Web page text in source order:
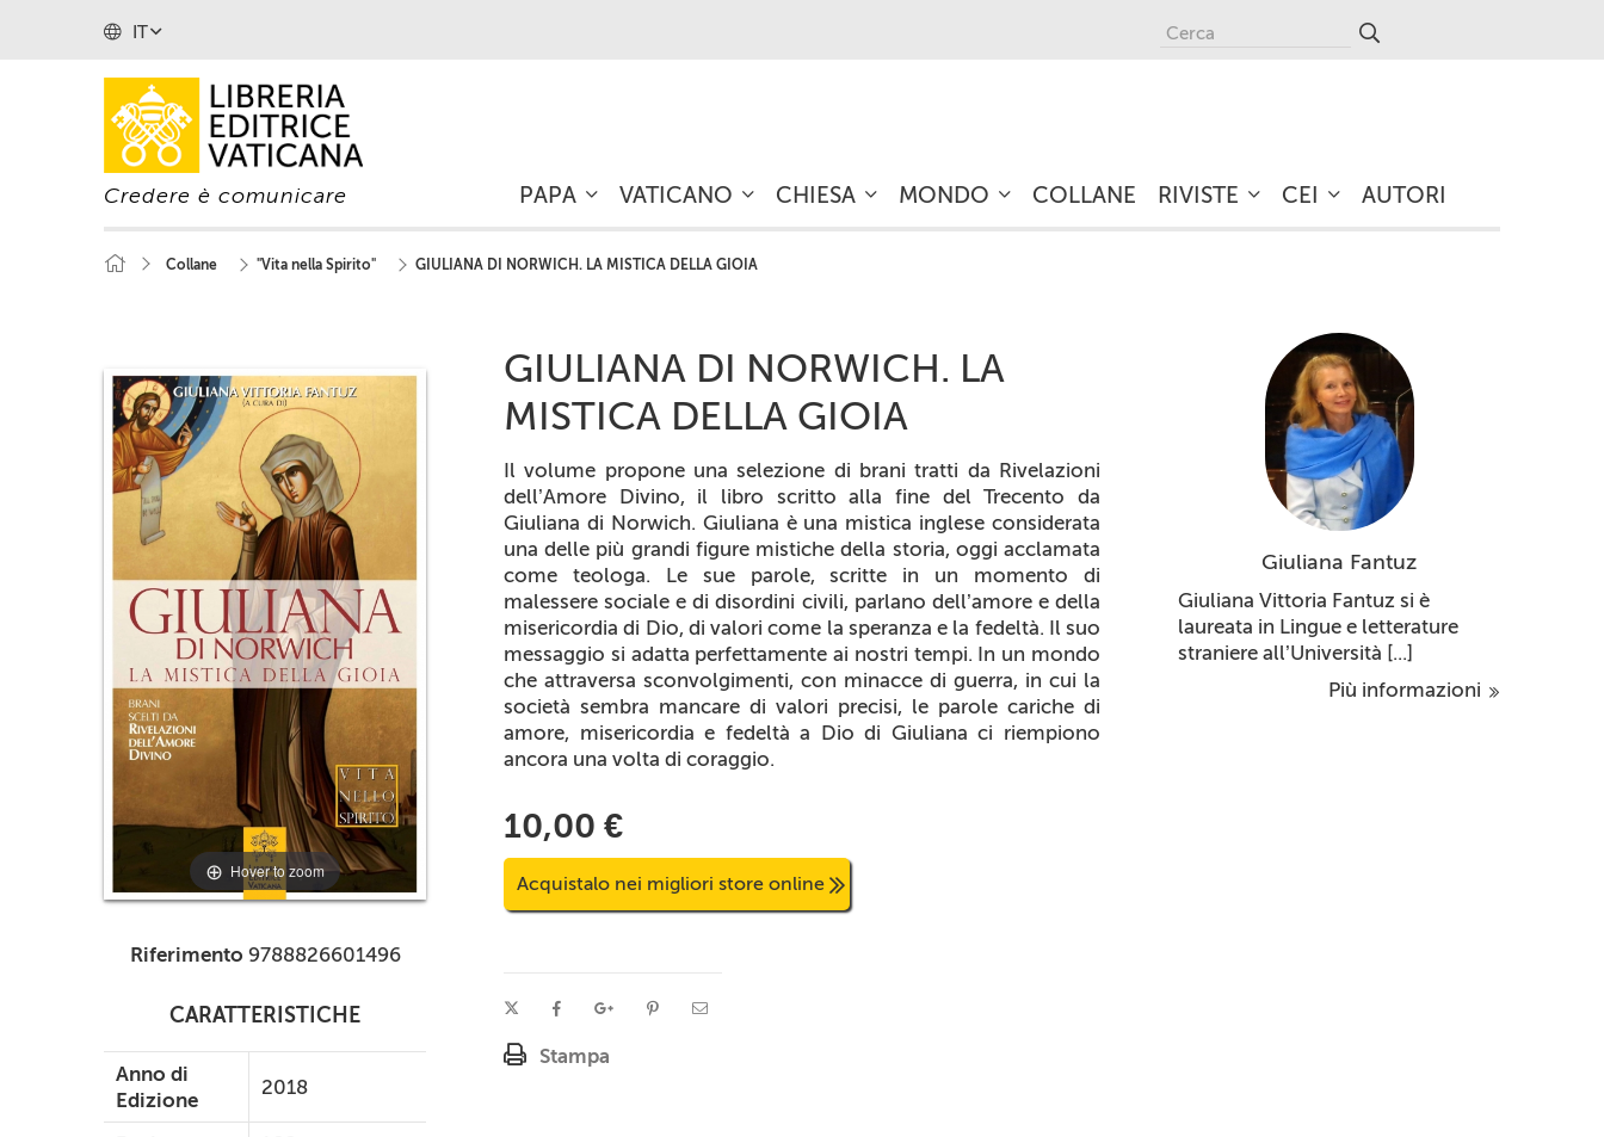
IT
Credere è comunicare PAPA VATICANO CHIESA MONDO COLLANE RIVISTE CEI AUTORI
Collane "Vita nella Spirito" GIULIANA DI NORWICH. LA MISTICA DELLA GIOIA
Hover to zoom
Riferimento 9788826601496
CARATTERISTICHE
Anno di
Edizione
2018
GIULIANA DI NORWICH. LA
MISTICA DELLA GIOIA
Il volume propone una selezione di brani tratti da Rivelazioni
dell’Amore Divino, il libro scritto alla fine del Trecento da
Giuliana di Norwich. Giuliana è una mistica inglese considerata
una delle più grandi figure mistiche della storia, oggi acclamata
come teologa. Le sue parole, scritte in un momento di
malessere sociale e di disordini civili, parlano dell’amore e della
misericordia di Dio, di valori come la speranza e la fedeltà. Il suo
messaggio si adatta perfettamente ai nostri tempi. In un mondo
che attraversa sconvolgimenti, con minacce di guerra, in cui la
società sembra mancare di valori precisi, le parole cariche di
amore, misericordia e fedeltà a Dio di Giuliana ci riempiono
ancora una volta di coraggio.
10,00 €
Acquistalo nei migliori store online
Stampa
Giuliana Fantuz
Giuliana Vittoria Fantuz si è
laureata in Lingue e letterature
straniere all’Università [...]
Più informazioni